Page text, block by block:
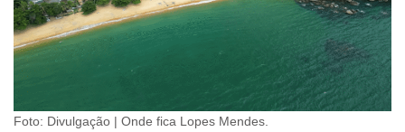
Foto: Divulgação | Onde fica Lopes Mendes.